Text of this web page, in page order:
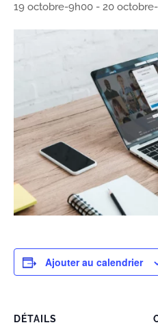
19 octobre-9h00 - 20
Ajouter au calendrier
DÉTAILS